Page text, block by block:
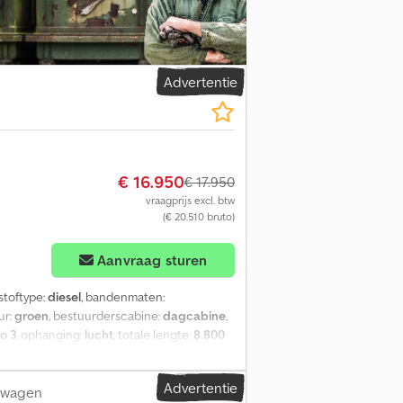
Advertentie
€ 16.950€ 17.950
vraagprijs excl. btw
(€ 20.510 bruto)
Aanvraag sturen
diesel, bandenmaten:
groen , bestuurderscabine:dagcabine
3 , ophanging: lucht , totale lengte: 8.800
, = Aanvullende opties en
- Pomp - PTO - Radio/cassette - stof -
Advertentie